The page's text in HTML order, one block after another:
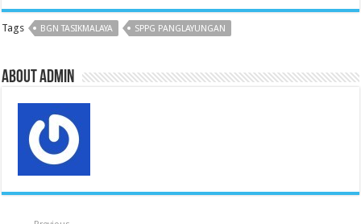
e
b
o
t
t
e
t
s
A
e
d
P
r
s
b
l
r
k
e
d
e
g
r
Tags BGN TASIKMALAYA SPPG PANGLAYUNGAN
About admin